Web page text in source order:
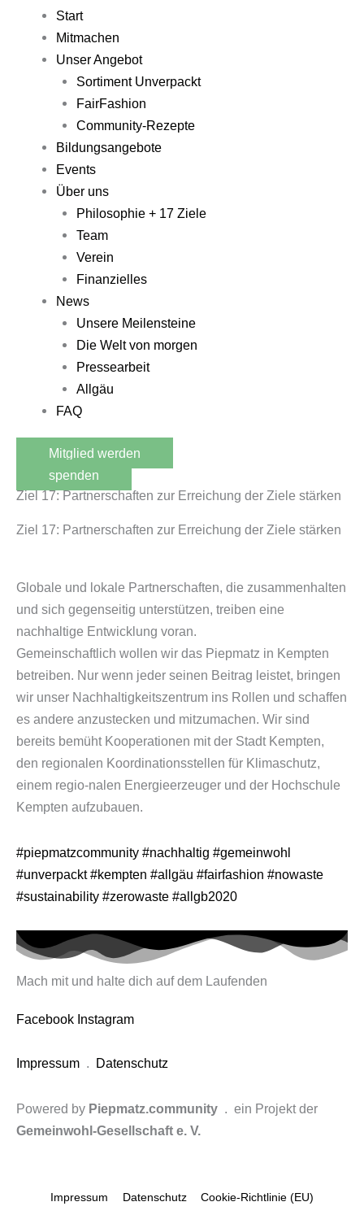
Start
Mitmachen
Unser Angebot
Sortiment Unverpackt
FairFashion
Community-Rezepte​
Bildungsangebote
Events
Über uns
Philosophie + 17 Ziele
Team
Verein
Finanzielles
News
Unsere Meilensteine
Die Welt von morgen
Pressearbeit
Allgäu
FAQ
Mitglied werden
spenden
Ziel 17: Partnerschaften zur Erreichung der Ziele stärken
Ziel 17: Partnerschaften zur Erreichung der Ziele stärken
Globale und lokale Partnerschaften, die zusammenhalten
und sich gegenseitig unterstützen, treiben eine
nachhaltige Entwicklung voran.
Gemeinschaftlich wollen wir das Piepmatz in Kempten
betreiben. Nur wenn jeder seinen Beitrag leistet, bringen
wir unser Nachhaltigkeitszentrum ins Rollen und schaffen
es andere anzustecken und mitzumachen. Wir sind
bereits bemüht Kooperationen mit der Stadt Kempten,
den regionalen Koordinationsstellen für Klimaschutz,
einem regio-nalen Energieerzeuger und der Hochschule
Kempten aufzubauen.
#piepmatzcommunity #nachhaltig #gemeinwohl
#unverpackt #kempten #allgäu #fairfashion #nowaste
#sustainability #zerowaste #allgb2020
Mach mit und halte dich auf dem Laufenden
Facebook Instagram
Impressum . Datenschutz
Powered by Piepmatz.community . ein Projekt der
Gemeinwohl-Gesellschaft e. V.
Impressum Datenschutz Cookie-Richtlinie (EU)